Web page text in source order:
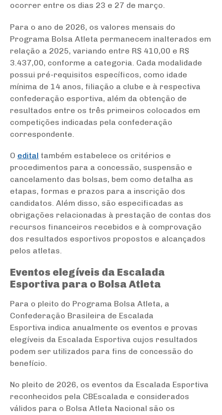
ocorrer entre os dias 23 e 27 de março.
Para o ano de 2026, os valores mensais do
Programa Bolsa Atleta permanecem inalterados em
relação a 2025, variando entre R$ 410,00 e R$
3.437,00, conforme a categoria. Cada modalidade
possui pré-requisitos específicos, como idade
mínima de 14 anos, filiação a clube e à respectiva
confederação esportiva, além da obtenção de
resultados entre os três primeiros colocados em
competições indicadas pela confederação
correspondente.
O edital também estabelece os critérios e
procedimentos para a concessão, suspensão e
cancelamento das bolsas, bem como detalha as
etapas, formas e prazos para a inscrição dos
candidatos. Além disso, são especificadas as
obrigações relacionadas à prestação de contas dos
recursos financeiros recebidos e à comprovação
dos resultados esportivos propostos e alcançados
pelos atletas.
Eventos elegíveis da Escalada
Esportiva para o Bolsa Atleta
Para o pleito do Programa Bolsa Atleta, a
Confederação Brasileira de Escalada
Esportiva indica anualmente os eventos e provas
elegíveis da Escalada Esportiva cujos resultados
podem ser utilizados para fins de concessão do
benefício.
No pleito de 2026, os eventos da Escalada Esportiva
reconhecidos pela CBEscalada e considerados
válidos para o Bolsa Atleta Nacional são os